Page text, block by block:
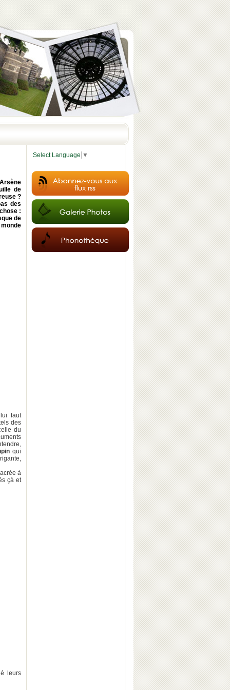
de
?
des
:
de
faut
des
du
qui
à
çà et
leurs
Select Language ▼